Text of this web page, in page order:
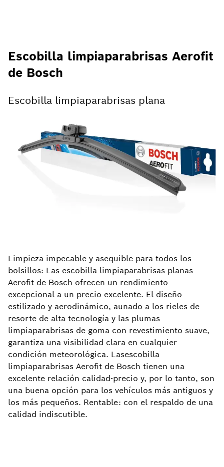
Escobilla limpiaparabrisas Aerofit
de Bosch
Escobilla limpiaparabrisas plana
Limpieza impecable y asequible para todos los
bolsillos: Las escobilla limpiaparabrisas planas
Aerofit de Bosch ofrecen un rendimiento
excepcional a un precio excelente. El diseño
estilizado y aerodinámico, aunado a los rieles de
resorte de alta tecnología y las plumas
limpiaparabrisas de goma con revestimiento suave,
garantiza una visibilidad clara en cualquier
condición meteorológica. Lasescobilla
limpiaparabrisas Aerofit de Bosch tienen una
excelente relación calidad-precio y, por lo tanto, son
una buena opción para los vehículos más antiguos y
los más pequeños. Rentable: con el respaldo de una
calidad indiscutible.